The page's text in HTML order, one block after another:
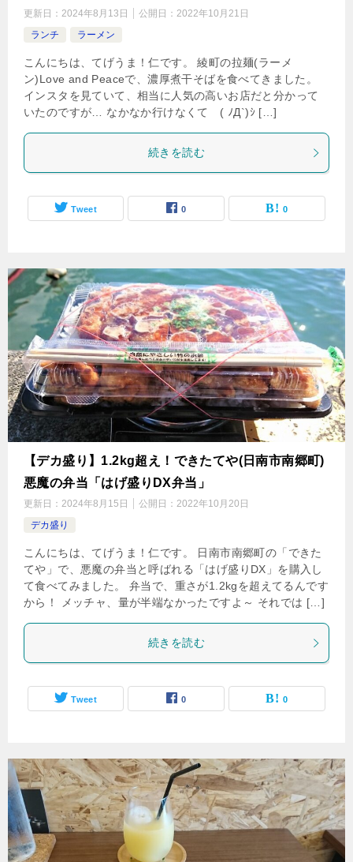
更新日： 2024年8月13日 公開日： 2022年10月21日
ランチ
ラーメン
こんにちは、てげうま！仁です。 綾町の拉麺(ラーメ
ン)Love and Peaceで、濃厚煮干そばを食べてきました。
インスタを見ていて、相当に人気の高いお店だと分かって
いたのですが… なかなか行けなくて ( ﾉД`)ｼ […]
続きを読む
Tweet 0 0
【デカ盛り】1.2kg超え！できたてや(日南市南郷町)
悪魔の弁当「はげ盛りDX弁当」
更新日： 2024年8月15日 公開日： 2022年10月20日
デカ盛り
こんにちは、てげうま！仁です。 日南市南郷町の「できた
てや」で、悪魔の弁当と呼ばれる「はげ盛りDX」を購入し
て食べてみました。 弁当で、重さが1.2kgを超えてるんです
から！ メッチャ、量が半端なかったですよ～ それでは […]
続きを読む
Tweet 0 0